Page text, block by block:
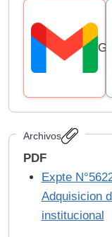
Archivos
PDF
Expte
Adquisicion
institucional